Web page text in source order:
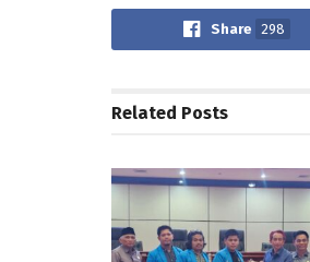
Share 298
Related Posts